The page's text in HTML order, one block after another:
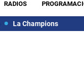
RADIOS
La Champions